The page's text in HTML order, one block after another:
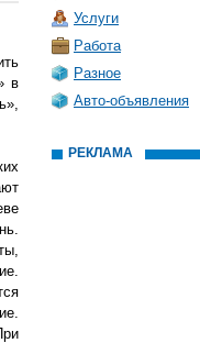
в
Услуги
Работа
Разное
Авто-объявления
РЕКЛАМА